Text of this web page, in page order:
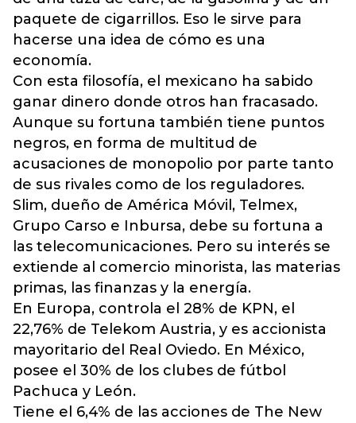
paquete de cigarrillos. Eso le sirve para
hacerse una idea de cómo es una
economía.
Con esta filosofía, el mexicano ha sabido
ganar dinero donde otros han fracasado.
Aunque su fortuna también tiene puntos
negros, en forma de multitud de
acusaciones de monopolio por parte tanto
de sus rivales como de los reguladores.
Slim, dueño de América Móvil, Telmex,
Grupo Carso e Inbursa, debe su fortuna a
las telecomunicaciones. Pero su interés se
extiende al comercio minorista, las materias
primas, las finanzas y la energía.
En Europa, controla el 28% de KPN, el
22,76% de Telekom Austria, y es accionista
mayoritario del Real Oviedo. En México,
posee el 30% de los clubes de fútbol
Pachuca y León.
Tiene el 6,4% de las acciones de The New